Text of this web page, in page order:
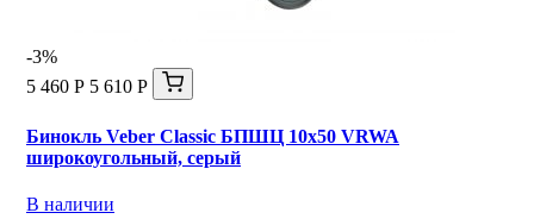
-3%
5 460 Р 5 610 Р
Бинокль Veber Classic БПШЦ 10x50 VRWA
широкоугольный, серый
В наличии